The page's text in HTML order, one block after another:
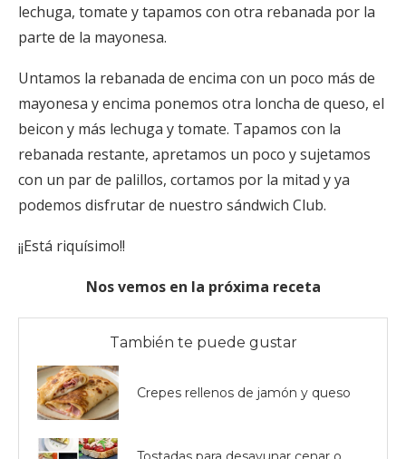
lechuga, tomate y tapamos con otra rebanada por la
parte de la mayonesa.
Untamos la rebanada de encima con un poco más de
mayonesa y encima ponemos otra loncha de queso, el
beicon y más lechuga y tomate. Tapamos con la
rebanada restante, apretamos un poco y sujetamos
con un par de palillos, cortamos por la mitad y ya
podemos disfrutar de nuestro sándwich Club.
¡¡Está riquísimo!!
Nos vemos en la próxima receta
También te puede gustar
Crepes rellenos de jamón y queso